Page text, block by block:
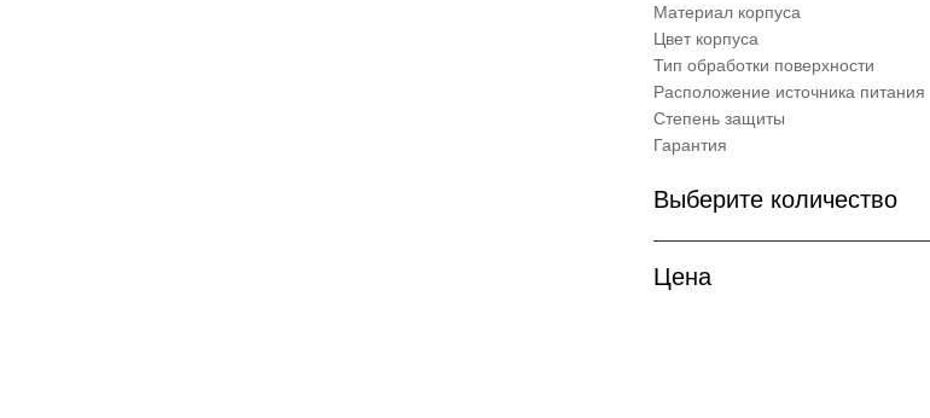
Материал корпуса
Цвет корпуса
Тип обработки поверхности
Расположение источника питания
Степень защиты
Гарантия
Выберите количество
Цена